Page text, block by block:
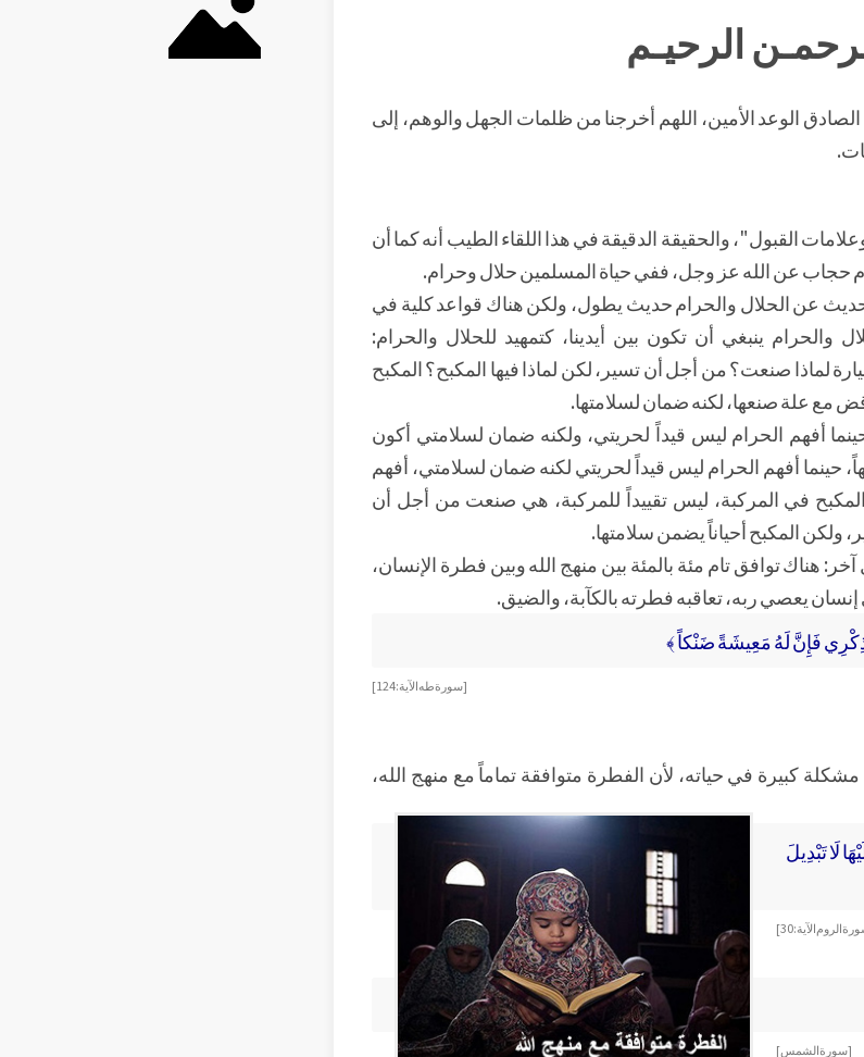
الرحيـم
الوعد الأمين، اللهم أخرجنا من ظلمات الجهل والوهم، إلى
القبول"، والحقيقة الدقيقة في هذا اللقاء الطيب أنه كما أن
حجاب عن الله عز وجل،ففي حياة المسلمين حلال وحرام.
عن الحلال والحرام حديث يطول، ولكن هناك قواعد كلية في
والحرام ينبغي أن تكون بين أيدينا، كتمهيد للحلال والحرام:
لماذا صنعت؟ من أجل أن تسير، لكن لماذا فيها المكبح؟ المكبح
مع علة صنعها، لكنه ضمان لسلامتها.
حينما أفهم الحرام ليس قيداً لحريتي، ولكنه ضمان لسلامتي أكون
حينما أفهم الحرام ليس قيداً لحريتي لكنه ضمان لسلامتي، أفهم
في المركبة، ليس تقييداً للمركبة، هي صنعت من أجل أن
ولكن المكبح أحياناً يضمن سلامتها.
هناك توافق تام مئة بالمئة بين منهج الله وبين فطرة الإنسان،
يعصي ربه، تعاقبه فطرته بالكآبة، والضيق.
فَإِنَّ لَهُ مَعِيشَةً ضَنْكاً ﴾
[ سورة طه الآية: 124 ]
كبيرة في حياته، لأن الفطرة متوافقة تماماً مع منهج الله،
لَا تَبْدِيلَ
الروم الآية: 30 ]
[ سورة الشمس ]